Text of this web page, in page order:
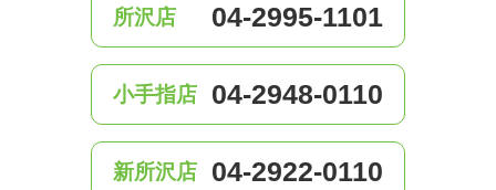
所沢店 04-2995-1101
小手指店 04-2948-0110
新所沢店 04-2922-0110